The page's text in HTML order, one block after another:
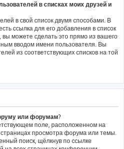
в списках моих друзей и
в свой список двумя способами. В
ссылка для его добавления в список
вы можете сделать это прямо из вашего
вводом имени пользователя. Вы
из соответствующих списков на той
или форумам?
поле, расположенном на
просмотра форума или темы.
поиск, щёлкнув по ссылке